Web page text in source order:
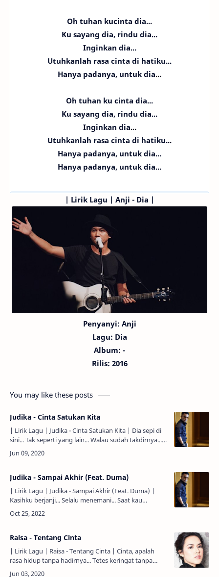
Oh tuhan kucinta dia...
Ku sayang dia, rindu dia...
Inginkan dia...
Utuhkanlah rasa cinta di hatiku...
Hanya padanya, untuk dia...
Oh tuhan ku cinta dia...
Ku sayang dia, rindu dia...
Inginkan dia...
Utuhkanlah rasa cinta di hatiku...
Hanya padanya, untuk dia...
Hanya padanya, untuk dia...
| Lirik Lagu | Anji - Dia |
Penyanyi: Anji
Lagu: Dia
Album: -
Rilis: 2016
You may like these posts
Judika - Cinta Satukan Kita
| Lirik Lagu | Judika - Cinta Satukan Kita | Dia sepi di
sini... Tak seperti yang lain... Walau sudah takdirnya...
Judika - Sampai Akhir (Feat. Duma)
| Lirik Lagu | Judika - Sampai Akhir (Feat. Duma) |
Kasihku berjanji... Selalu menemani... Saat kau
bersedih... Saat kau menangis... A... 'kan kujaga... A...
segena…
Raisa - Tentang Cinta
| Lirik Lagu | Raisa - Tentang Cinta | Cinta, apalah
rasa hidup tanpa hadirnya... Tetes keringat tanpa
makna... Waktu hanya akan berlalu tanpa warna...